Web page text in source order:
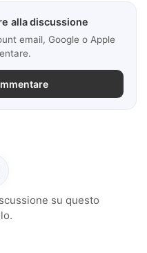
alla discussione
email, Google o Apple
su questo